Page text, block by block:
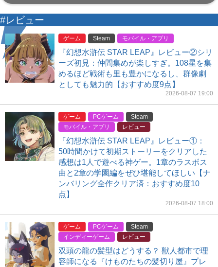
#レビュー
ゲーム Steam モバイル・アプリ
『幻想水滸伝 STAR LEAP』レビュー②シリ
ーズ初見：仲間集めが楽しすぎ。108星を集
めるほど戦術も里も豊かになるし、群像劇
としても魅力的【おすすめ度9点】
2026-08-07 19:00
ゲーム PCゲーム
Steam
モバイル・アプリ
レビュー
『幻想水滸伝 STAR LEAP』レビュー①：
50時間かけて初期ストーリーをクリアした
感想は1人で遊べる神ゲー。1章のラスボス
曲と2章の学園編をぜひ堪能してほしい【ナ
ンバリング全作クリア済：おすすめ度10
点】
2026-08-07 18:00
ゲーム PCゲーム
Steam
インディーゲーム
レビュー
双頭の龍の髪型はどうする？ 獣人都市で理
容師になる『けものたちの髪切り屋』プレ